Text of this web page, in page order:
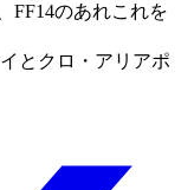
FF14のあれこれを
とクロ・アリアポ